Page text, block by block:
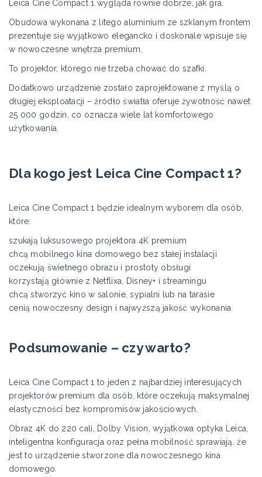
Leica Cine Compact 1 wygląda równie dobrze, jak gra.
Obudowa wykonana z litego aluminium ze szklanym frontem
prezentuje się wyjątkowo elegancko i doskonale wpisuje się
w nowoczesne wnętrza premium.
To projektor, którego nie trzeba chować do szafki.
Dodatkowo urządzenie zostało zaprojektowane z myślą o
długiej eksploatacji – źródło światła oferuje żywotność nawet
25 000 godzin, co oznacza wiele lat komfortowego
użytkowania.
Dla kogo jest Leica Cine Compact 1?
Leica Cine Compact 1 będzie idealnym wyborem dla osób,
które:
szukają luksusowego projektora 4K premium
chcą mobilnego kina domowego bez stałej instalacji
oczekują świetnego obrazu i prostoty obsługi
korzystają głównie z Netflixa, Disney+ i streamingu
chcą stworzyć kino w salonie, sypialni lub na tarasie
cenią nowoczesny design i najwyższą jakość wykonania
Podsumowanie – czy warto?
Leica Cine Compact 1 to jeden z najbardziej interesujących
projektorów premium dla osób, które oczekują maksymalnej
elastyczności bez kompromisów jakościowych.
Obraz 4K do 220 cali, Dolby Vision, wyjątkowa optyka Leica,
inteligentna konfiguracja oraz pełna mobilność sprawiają, że
jest to urządzenie stworzone dla nowoczesnego kina
domowego.